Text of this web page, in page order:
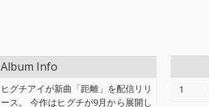
1
Album Info
ヒグチアイが新曲「距離」を配信リリ
ース。 今作はヒグチが9月から展開し